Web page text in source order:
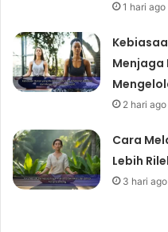
1 hari ago
Menjaga
2 hari ago
Cara
Lebih
3 hari ago